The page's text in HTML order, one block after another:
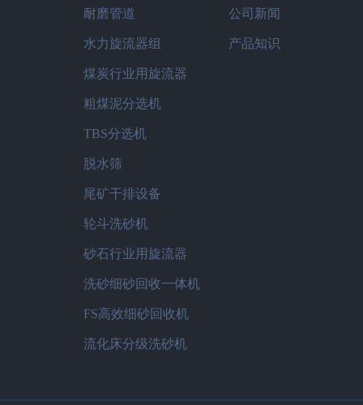
耐磨管道
水力旋流器组
煤炭行业用旋流器
粗煤泥分选机
TBS分选机
脱水筛
尾矿干排设备
轮斗洗砂机
砂石行业用旋流器
洗砂细砂回收一体机
FS高效细砂回收机
流化床分级洗砂机
公司新闻
产品知识